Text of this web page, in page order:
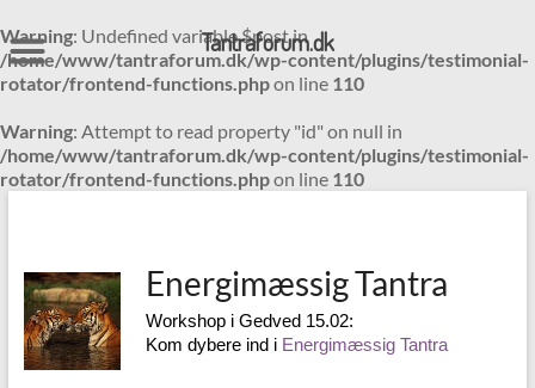
Warning: Undefined variable $post in
/home/www/tantraforum.dk/wp-content/plugins/testimonial-
rotator/frontend-functions.phpon line 110
Warning: Attempt to read property "id" on null in
/home/www/tantraforum.dk/wp-content/plugins/testimonial-
rotator/frontend-functions.phpon line 110
Energimæssig Tantra
Workshop i Gedved 15.02:
Kom dybere ind i Energimæssig Tantra
Tantraforum.dk